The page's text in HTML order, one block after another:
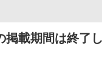
掲載期間は終了